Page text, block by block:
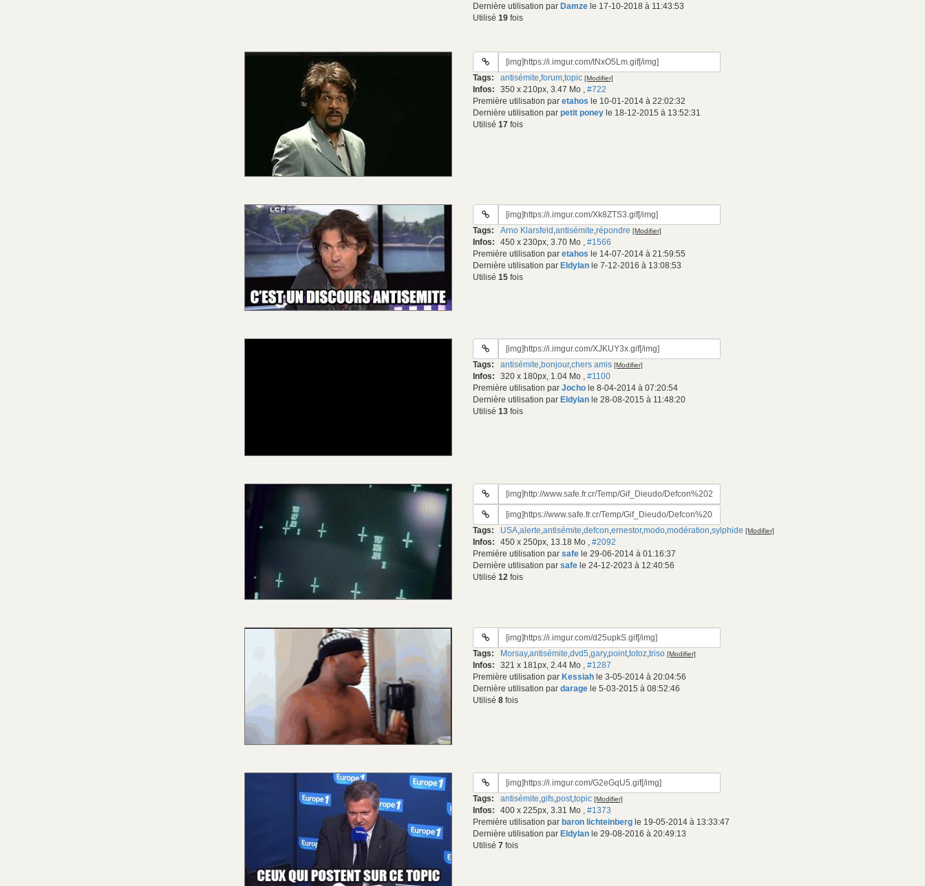
Dernière utilisation par Damze le 17-10-2018 à 11:43:53
Utilisé 19 fois
URL
gif:
Tags: antisémite,forum,topic [Modifier]
Infos: 350 x 210px, 3.47 Mo , #722
Première utilisation par etahos le 10-01-2014 à 22:02:32
Dernière utilisation par petit poney le 18-12-2015 à 13:52:31
Utilisé 17 fois
URL
gif:
Tags: Arno Klarsfeld ,antisémite,répondre [Modifier]
Infos: 450 x 230px, 3.70 Mo , #1566
Première utilisation par etahos le 14-07-2014 à 21:59:55
Dernière utilisation par Eldylan le 7-12-2016 à 13:08:53
Utilisé 15 fois
URL
gif:
Tags: antisémite,bonjour,chers amis [Modifier]
Infos: 320 x 180px, 1.04 Mo , #1100
Première utilisation par Jocho le 8-04-2014 à 07:20:54
Dernière utilisation par Eldylan le 28-08-2015 à 11:48:20
Utilisé 13 fois
URL
gif:
URL
du
gif:
Tags: USA,alerte,antisémite,defcon,ernestor,modo,modération,sylphide [Modifier]
Infos: 450 x 250px, 13.18 Mo , #2092
Première utilisation par safe le 29-06-2014 à 01:16:37
Dernière utilisation par safe le 24-12-2023 à 12:40:56
Utilisé 12 fois
URL
gif:
Tags: Morsay,antisémite,dvd5,gary,point,totoz,triso [Modifier]
Infos: 321 x 181px, 2.44 Mo , #1287
Première utilisation par Kessiah le 3-05-2014 à 20:04:56
Dernière utilisation par darage le 5-03-2015 à 08:52:46
Utilisé 8 fois
URL
gif:
Tags: antisémite,gifs,post,topic [Modifier]
Infos: 400 x 225px, 3.31 Mo , #1373
Première utilisation par baron lichteinberg le 19-05-2014 à 13:33:47
Dernière utilisation par Eldylan le 29-08-2016 à 20:49:13
Utilisé 7 fois